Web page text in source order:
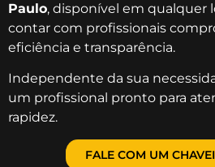
Paulo, disponível em qualquer
contar com profissionais
eficiência e transparência.
Independente da sua
um profissional pronto para
rapidez.
FALE COM UM